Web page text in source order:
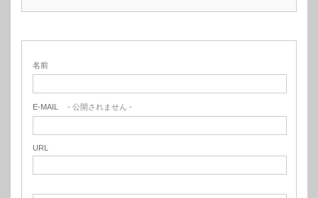
名前
E-MAIL - 公開されません -
URL